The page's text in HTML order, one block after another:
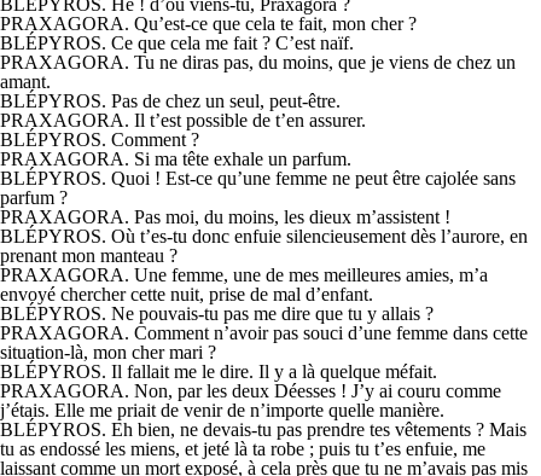
BLÉPYROS. Hé ! d’où viens-tu, Praxagora ?
PRAXAGORA. Qu’est-ce que cela te fait, mon cher ?
BLÉPYROS. Ce que cela me fait ? C’est naïf.
PRAXAGORA. Tu ne diras pas, du moins, que je viens de chez un
amant.
BLÉPYROS. Pas de chez un seul, peut-être.
PRAXAGORA. Il t’est possible de t’en assurer.
BLÉPYROS. Comment ?
PRAXAGORA. Si ma tête exhale un parfum.
BLÉPYROS. Quoi ! Est-ce qu’une femme ne peut être cajolée sans
parfum ?
PRAXAGORA. Pas moi, du moins, les dieux m’assistent !
BLÉPYROS. Où t’es-tu donc enfuie silencieusement dès l’aurore, en
prenant mon manteau ?
PRAXAGORA. Une femme, une de mes meilleures amies, m’a
envoyé chercher cette nuit, prise de mal d’enfant.
BLÉPYROS. Ne pouvais-tu pas me dire que tu y allais ?
PRAXAGORA. Comment n’avoir pas souci d’une femme dans cette
situation-là, mon cher mari ?
BLÉPYROS. Il fallait me le dire. Il y a là quelque méfait.
PRAXAGORA. Non, par les deux Déesses ! J’y ai couru comme
j’étais. Elle me priait de venir de n’importe quelle manière.
BLÉPYROS. Eh bien, ne devais-tu pas prendre tes vêtements ? Mais
tu as endossé les miens, et jeté là ta robe ; puis tu t’es enfuie, me
laissant comme un mort exposé, à cela près que tu ne m’avais pas mis